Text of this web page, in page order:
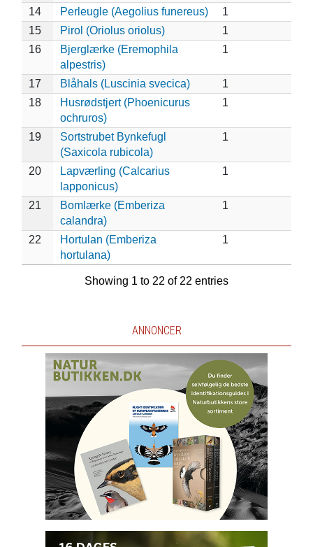
14
Perleugle (Aegolius funereus)
1
15
Pirol (Oriolus oriolus)
1
16
Bjerglærke (Eremophila
alpestris)
1
17 Blåhals (Luscinia svecica)
1
18
Husrødstjert (Phoenicurus
ochruros)
1
19
Sortstrubet Bynkefugl
(Saxicola rubicola)
1
20
Lapværling (Calcarius
lapponicus)
1
21
Bomlærke (Emberiza
calandra)
1
22
Hortulan (Emberiza
hortulana)
1
Showing 1 to 22 of 22 entries
ANNONCER